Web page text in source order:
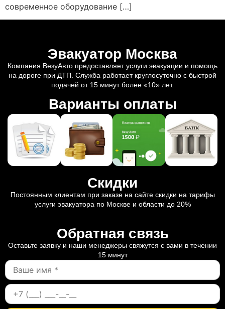
современное оборудование […]
Эвакуатор Москва
Компания ВезуАвто предоставляет услуги эвакуации и помощь
на дороге при ДТП. Служба работает круглосуточно с быстрой
подачей от 15 минут более «10» лет.
Варианты оплаты
Скидки
Постоянным клиентам при заказе на сайте скидки на тарифы
услуги эвакуатора по Москве и области до 20%
Обратная связь
Оставьте заявку и наши менеджеры свяжутся с вами в течении
15 минут